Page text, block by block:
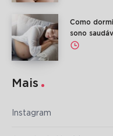
Como
sono
Mais
Instagram